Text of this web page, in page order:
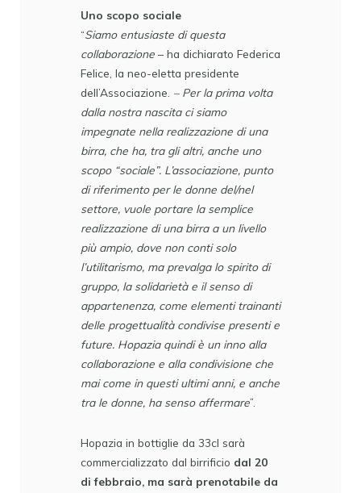
Uno scopo sociale
“Siamo entusiaste di questa
collaborazione – ha dichiarato Federica
Felice, la neo-eletta presidente
dell’Associazione. – Per la prima volta
dalla nostra nascita ci siamo
impegnate nella realizzazione di una
birra, che ha, tra gli altri, anche uno
scopo “sociale”. L’associazione, punto
di riferimento per le donne del/nel
settore, vuole portare la semplice
realizzazione di una birra a un livello
più ampio, dove non conti solo
l’utilitarismo, ma prevalga lo spirito di
gruppo, la solidarietà e il senso di
appartenenza, come elementi trainanti
delle progettualità condivise presenti e
future. Hopazia quindi è un inno alla
collaborazione e alla condivisione che
mai come in questi ultimi anni, e anche
tra le donne, ha senso affermare”.
Hopazia in bottiglie da 33cl sarà
commercializzato dal birrificio dal 20
di febbraio, ma sarà prenotabile da